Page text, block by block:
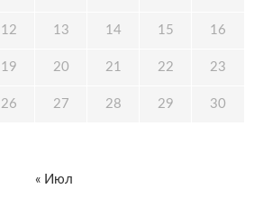
12 13 14 15 16
19 20 21 22 23
26 27 28 29 30
« Июл